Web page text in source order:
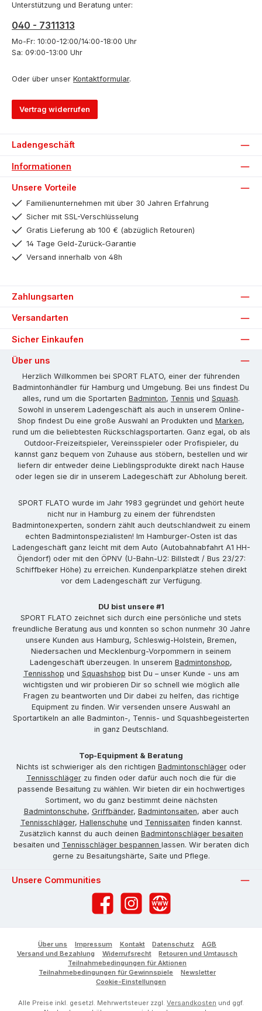
Unterstützung und Beratung unter:
040 - 7311313
Mo-Fr: 10:00-12:00/14:00-18:00 Uhr
Sa: 09:00-13:00 Uhr
Oder über unser Kontaktformular.
Vertrag widerrufen
Ladengeschäft
Informationen
Unsere Vorteile
Familienunternehmen mit über 30 Jahren Erfahrung
Sicher mit SSL-Verschlüsselung
Gratis Lieferung ab 100 € (abzüglich Retouren)
14 Tage Geld-Zurück-Garantie
Versand innerhalb von 48h
Zahlungsarten
Versandarten
Sicher Einkaufen
Über uns
Herzlich Willkommen bei SPORT FLATO, einer der führenden
Badmintonhändler für Hamburg und Umgebung. Bei uns findest Du
alles, rund um die Sportarten Badminton, Tennis und Squash.
Sowohl in unserem Ladengeschäft als auch in unserem Online-
Shop findest Du eine große Auswahl an Produkten und Marken,
rund um die beliebtesten Rückschlagsportarten. Ganz egal, ob als
Outdoor-Freizeitspieler, Vereinsspieler oder Profispieler, du
kannst ganz bequem von Zuhause aus stöbern, bestellen und wir
liefern dir entweder deine Lieblingsprodukte direkt nach Hause
oder legen sie dir in unserem Ladegeschäft zur Abholung bereit.
SPORT FLATO wurde im Jahr 1983 gegründet und gehört heute
nicht nur in Hamburg zu einem der führendsten
Badmintonexperten, sondern zählt auch deutschlandweit zu einem
echten Badmintonspezialisten! Im Hamburger-Osten ist das
Ladengeschäft ganz leicht mit dem Auto (Autobahnabfahrt A1 HH-
Öjendorf) oder mit den ÖPNV (U-Bahn-U2: Billstedt / Bus 23/27:
Schiffbeker Höhe) zu erreichen. Kundenparkplätze stehen direkt
vor dem Ladengeschäft zur Verfügung.
DU bist unsere #1
SPORT FLATO zeichnet sich durch eine persönliche und stets
freundliche Beratung aus und konnten so schon nunmehr 30 Jahre
unsere Kunden aus Hamburg, Schleswig-Holstein, Bremen,
Niedersachen und Mecklenburg-Vorpommern in seinem
Ladengeschäft überzeugen. In unserem Badmintonshop,
Tennisshop und Squashshop bist Du – unser Kunde - uns am
wichtigsten und wir probieren Dir so schnell wie möglich alle
Fragen zu beantworten und Dir dabei zu helfen, das richtige
Equipment zu finden. Wir versenden unsere Auswahl an
Sportartikeln an alle Badminton-, Tennis- und Squashbegeisterten
in ganz Deutschland.
Top-Equipment & Beratung
Nichts ist schwieriger als den richtigen Badmintonschlägeroder
Tennisschlägerzu finden oder dafür auch noch die für die
passende Besaitung zu wählen. Wir bieten dir ein hochwertiges
Sortiment, wo du ganz bestimmt deine nächsten
Badmintonschuhe, Griffbänder, Badmintonsaiten, aber auch
Tennisschläger, Hallenschuhe und Tennissaiten finden kannst.
Zusätzlich kannst du auch deinen Badmintonschläger besaiten
besaiten und Tennisschläger bespannen lassen. Wir beraten dich
gerne zu Besaitungshärte, Saite und Pflege.
Unsere Communities
FacebookInstagramWebsite
Über uns Impressum Kontakt Datenschutz
AGB
Versand und Bezahlung
Widerrufsrecht
Retouren und Umtausch
Teilnahmebedingungen für Aktionen
Teilnahmebedingungen für Gewinnspiele
Newsletter
Cookie-Einstellungen
Alle Preise inkl. gesetzl. Mehrwertsteuer zzgl. Versandkosten und ggf.